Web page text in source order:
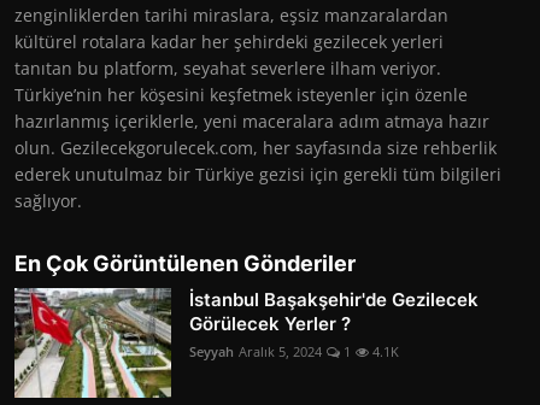
zenginliklerden tarihi miraslara, eşsiz manzaralardan
kültürel rotalara kadar her şehirdeki gezilecek yerleri
tanıtan bu platform, seyahat severlere ilham veriyor.
Türkiye’nin her köşesini keşfetmek isteyenler için özenle
hazırlanmış içeriklerle, yeni maceralara adım atmaya hazır
olun. Gezilecekgorulecek.com, her sayfasında size rehberlik
ederek unutulmaz bir Türkiye gezisi için gerekli tüm bilgileri
sağlıyor.
En Çok Görüntülenen Gönderiler
İstanbul Başakşehir'de Gezilecek
Görülecek Yerler ?
Seyyah Aralık 5, 2024 1 4.1K